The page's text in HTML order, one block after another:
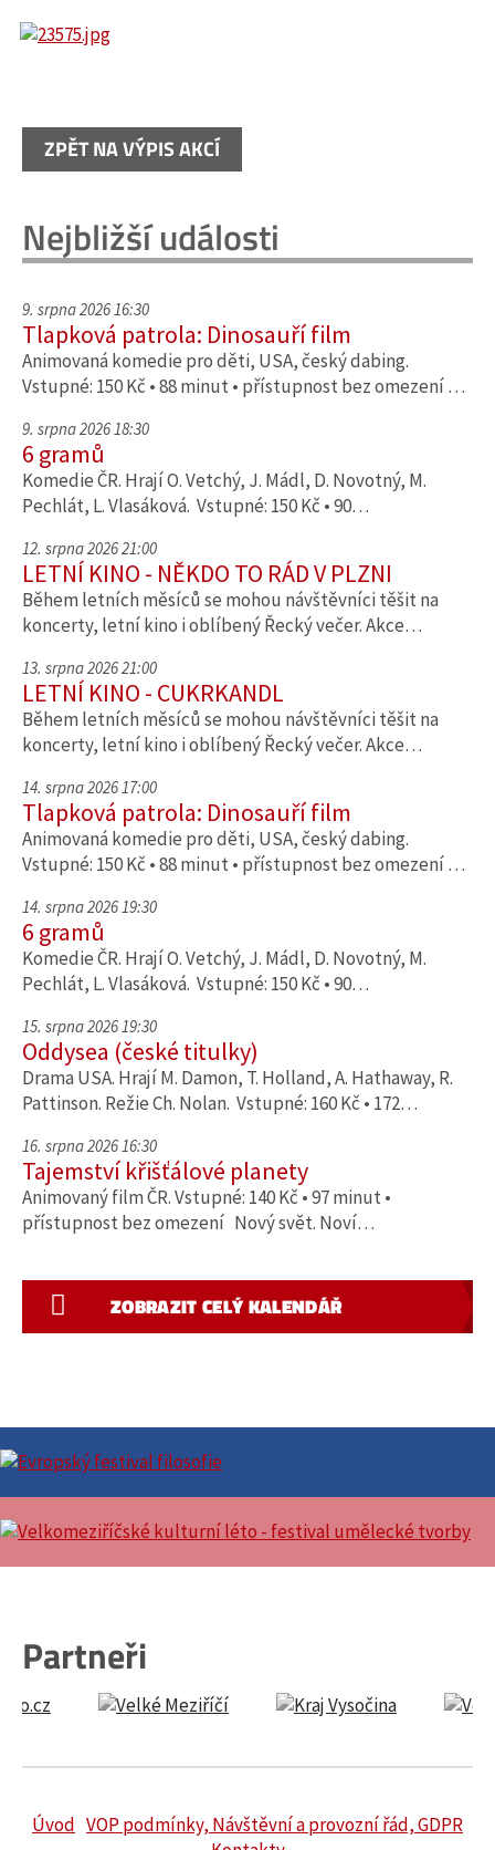
ZPĚT NA VÝPIS AKCÍ
Nejbližší události
9. srpna 2026 16:30
Tlapková patrola: Dinosauří film
Animovaná komedie pro děti, USA, český dabing.
Vstupné: 150 Kč • 88 minut • přístupnost bez omezení …
9. srpna 2026 18:30
6 gramů
Komedie ČR. Hrají O. Vetchý, J. Mádl, D. Novotný, M.
Pechlát, L. Vlasáková. Vstupné: 150 Kč • 90…
12. srpna 2026 21:00
LETNÍ KINO - NĚKDO TO RÁD V PLZNI
Během letních měsíců se mohou návštěvníci těšit na
koncerty, letní kino i oblíbený Řecký večer. Akce…
13. srpna 2026 21:00
LETNÍ KINO - CUKRKANDL
Během letních měsíců se mohou návštěvníci těšit na
koncerty, letní kino i oblíbený Řecký večer. Akce…
14. srpna 2026 17:00
Tlapková patrola: Dinosauří film
Animovaná komedie pro děti, USA, český dabing.
Vstupné: 150 Kč • 88 minut • přístupnost bez omezení …
14. srpna 2026 19:30
6 gramů
Komedie ČR. Hrají O. Vetchý, J. Mádl, D. Novotný, M.
Pechlát, L. Vlasáková. Vstupné: 150 Kč • 90…
15. srpna 2026 19:30
Oddysea (české titulky)
Drama USA. Hrají M. Damon, T. Holland, A. Hathaway, R.
Pattinson. Režie Ch. Nolan. Vstupné: 160 Kč • 172…
16. srpna 2026 16:30
Tajemství křišťálové planety
Animovaný film ČR. Vstupné: 140 Kč • 97 minut •
přístupnost bez omezení Nový svět. Noví…
ZOBRAZIT CELÝ KALENDÁŘ
Partneři
Úvod VOP podmínky, Návštěvní a provozní řád, GDPR